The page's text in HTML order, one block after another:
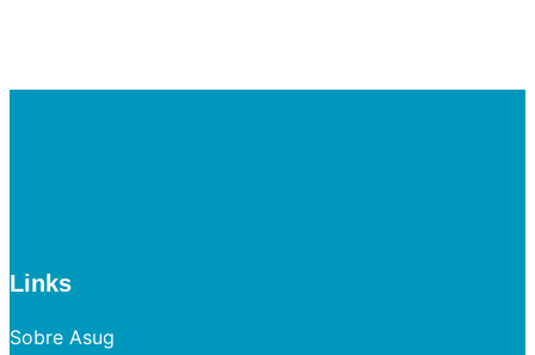
Links
Sobre Asug